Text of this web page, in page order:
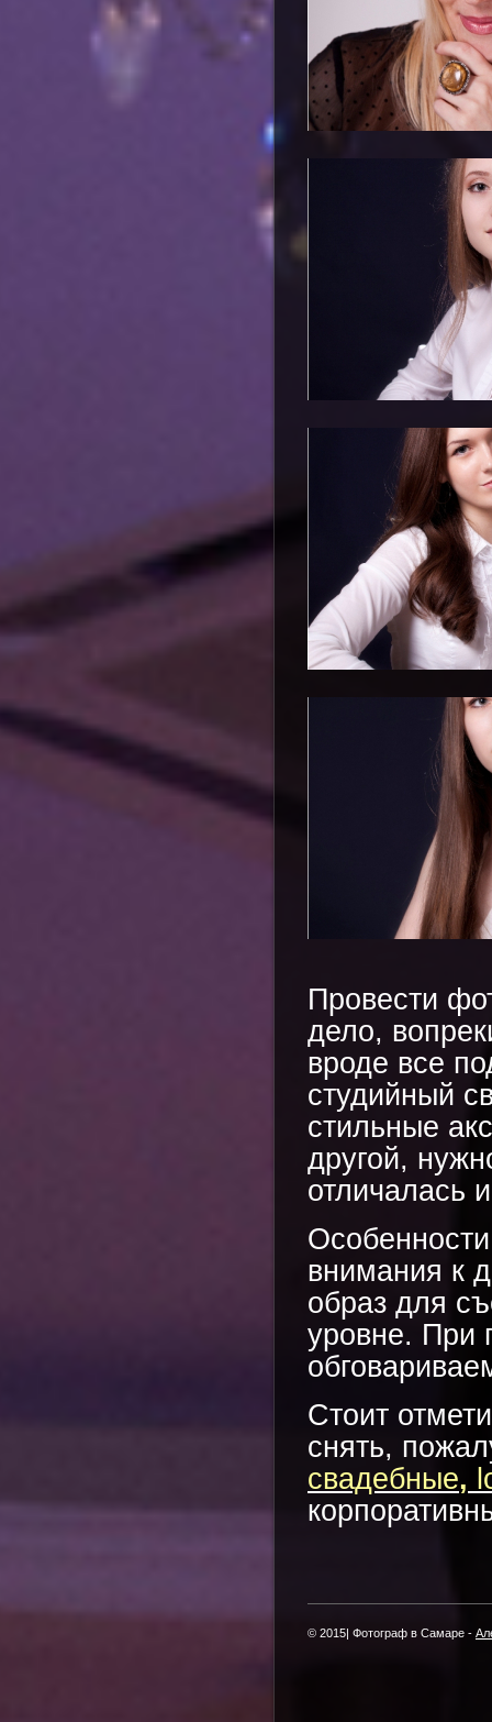
Провести
дело,
вроде все
студийный
стильные
другой,
отличалась
внимания к
образ для
уровне. При
Стоит
снять,
свадебные,
© 2015| Фотограф в Самаре -